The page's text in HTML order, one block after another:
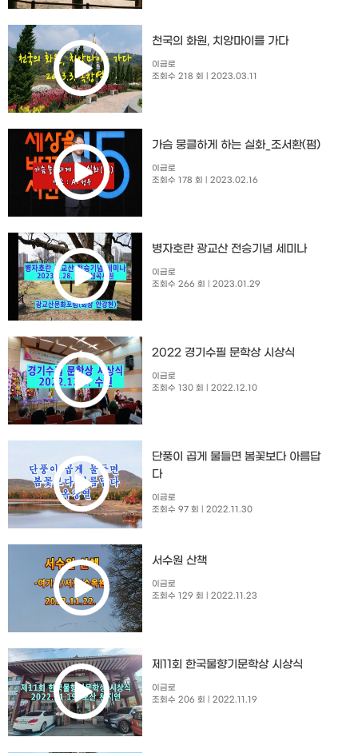
천국의 화원, 치앙마이를 가다
이금로
조회수 218 회
| 2023.03.11
가슴 뭉클하게 하는 실화_조서환(펌)
이금로
조회수 178 회
| 2023.02.16
병자호란 광교산 전승기념 세미나
이금로
조회수 266 회
| 2023.01.29
2022 경기수필 문학상 시상식
이금로
조회수 130 회
| 2022.12.10
단풍이 곱게 물들면 봄꽃보다 아름답
다
이금로
조회수 97 회
| 2022.11.30
서수원 산책
이금로
조회수 129 회
| 2022.11.23
제11회 한국물향기문학상 시상식
이금로
조회수 206 회
| 2022.11.19